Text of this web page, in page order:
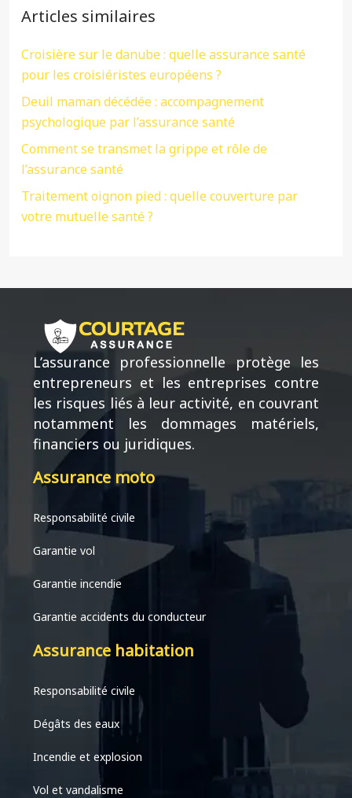
Articles similaires
Croisière sur le danube : quelle assurance santé
pour les croisiéristes européens ?
Deuil maman décédée : accompagnement
psychologique par l’assurance santé
Comment se transmet la grippe et rôle de
l’assurance santé
Traitement oignon pied : quelle couverture par
votre mutuelle santé ?
L’assurance professionnelle protège les
entrepreneurs et les entreprises contre
les risques liés à leur activité, en couvrant
notamment les dommages matériels,
financiers ou juridiques.
Assurance moto
Responsabilité civile
Garantie vol
Garantie incendie
Garantie accidents du conducteur
Assurance habitation
Responsabilité civile
Dégâts des eaux
Incendie et explosion
Vol et vandalisme